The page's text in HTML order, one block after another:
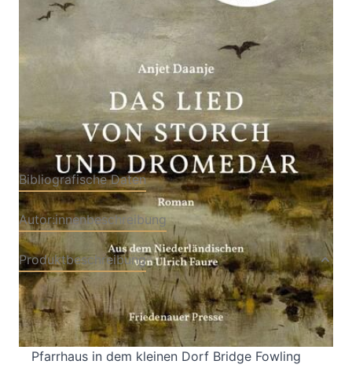
Verlag: Friedenauer
976 Seiten
Hardcover
ISBN: 978-3-75180641-
1
Bibliografische Daten
Autor:innenbeschreibung
Produktbeschreibung
Eliza May Drayden ist bereits tot, als der Roman
1847 im englischen Yorkshire beginnt. Sie wuchs
mit ihren Schwestern in einem einsamen
Pfarrhaus in dem kleinen Dorf Bridge Fowling